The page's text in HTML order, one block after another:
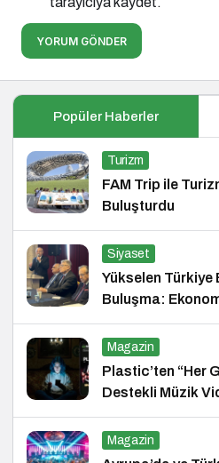
YORUM GÖNDER
Popüler Haberler
Turizm
FAM Trip ile
Buluşturdu
Siyaset
Yükselen Türkiye
Buluşma:
ve Hukuk
Magazin
Plastic’ten “Her
Destekli Müzik
Magazin